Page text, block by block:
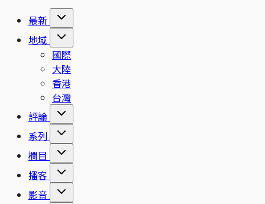
最新
地域
國際
大陸
香港
台灣
評論
系列
欄目
播客
影音